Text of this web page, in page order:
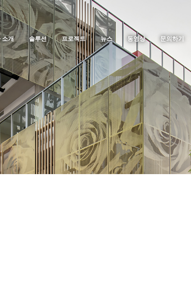
소개 솔루션 프로젝트 뉴스 동영상 문의하기